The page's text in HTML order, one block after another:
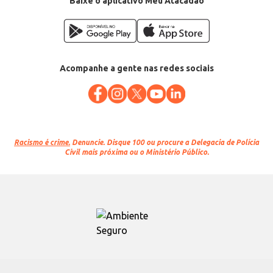
Acompanhe a gente nas redes sociais
Racismo é crime. Denuncie. Disque 100 ou procure a Delegacia de Polícia
Civil mais próxima ou o Ministério Público.